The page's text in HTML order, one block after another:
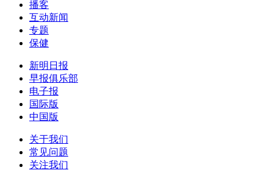
播客
互动新闻
专题
保健
新明日报
早报俱乐部
电子报
国际版
中国版
关于我们
常见问题
关注我们